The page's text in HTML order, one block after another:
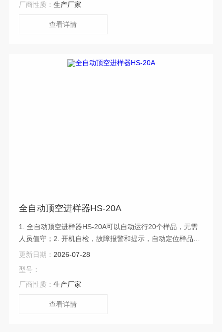
厂商性质： 生产厂家
查看详情
全自动顶空进样器HS-20A
1. 全自动顶空进样器HS-20A可以自动运行20个样品，无需
人员值守；2. 开机自检，故障报警和提示，自动定位样品
盘； 3. 微机程序控制，主要功能有： ⑴ 方法参数设置、实
传输管，三路均单独加热控温； ⑶ 设定好分析程序，按下运
行键自动完成整个样品分析；⑷ 具有多种扩展功能：动态顶
更新日期： 2026-07-28
型号：
厂商性质： 生产厂家
查看详情